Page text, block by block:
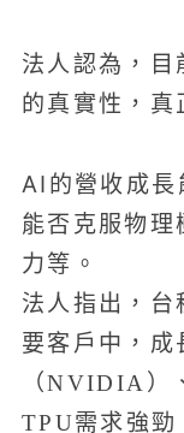
法人認為，
的真實性，真
AI的營收成長
能否克服物
力等。
法人指出，台
要客戶中，成
（NVIDIA）
TPU需求強勁